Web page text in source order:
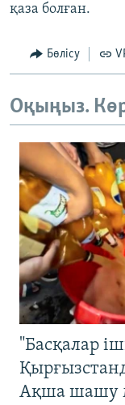
қаза болған.
Бөлісу
Оқыңыз.
"Басқалар
Ақша шашу